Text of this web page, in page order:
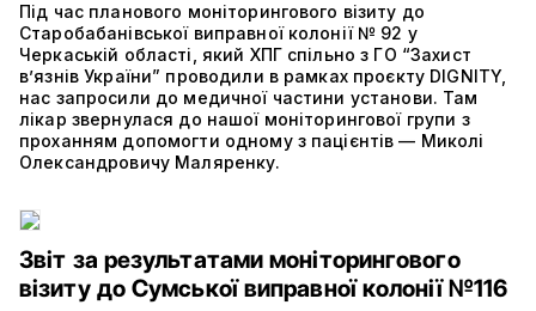
Під час планового моніторингового візиту до
Старобабанівської виправної колонії № 92 у
Черкаській області, який ХПГ спільно з ГО “Захист
в’язнів України” проводили в рамках проєкту DIGNITY,
нас запросили до медичної частини установи. Там
лікар звернулася до нашої моніторингової групи з
проханням допомогти одному з пацієнтів — Миколі
Олександровичу Маляренку.
Звіт за результатами моніторингового
візиту до Сумської виправної колонії №116